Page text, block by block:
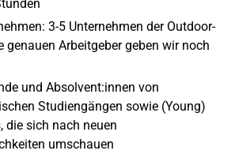
3-5 Unternehmen der Outdoor-
genauen Arbeitgeber geben wir noch
und Absolvent:innen von
Studiengängen sowie (Young)
die sich nach neuen
umschauen